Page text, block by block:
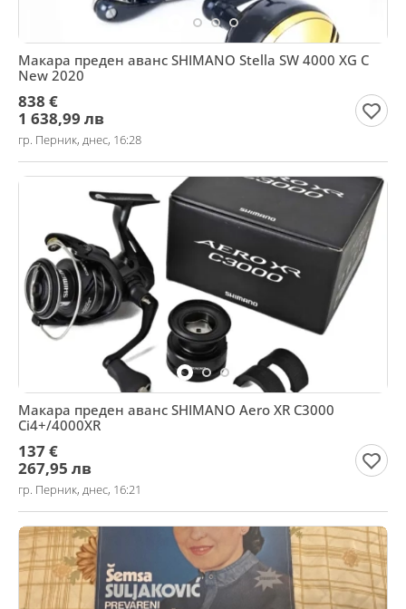
Макара преден аванс SHIMANO Stella SW 4000 XG C
New 2020
838 €
1 638,99 лв
гр. Перник, днес, 16:28
Макара преден аванс SHIMANO Aero XR C3000
Ci4+/4000XR
137 €
267,95 лв
гр. Перник, днес, 16:21